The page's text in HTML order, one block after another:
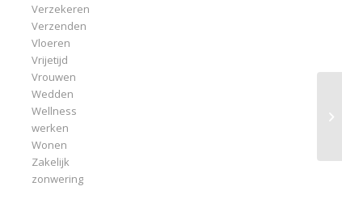
Verzekeren
Verzenden
Vloeren
Vrijetijd
Vrouwen
Wedden
Wellness
werken
Wonen
Zakelijk
zonwering